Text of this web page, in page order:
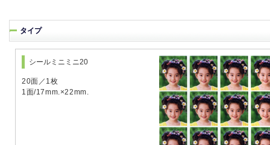
タイプ
シールミニミニ20
20面／1枚
1面/17mm.×22mm.